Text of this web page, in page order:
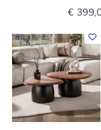
€